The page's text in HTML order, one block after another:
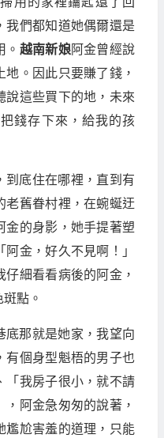
我們都知道她偶爾還是
。 越南新娘阿金曾經說
。因此只要賺了錢，
說這些買下的地，未來
錢存下來，給我的孩
到底住在哪裡，直到有
老舊眷村裡，在蜿蜒迂
金的身影，她手提著塑
金，好久不見啊！」
細看看病後的阿金，
點。
底那就是她家，我望向
有個身型魁梧的男子也
「我房子很小，就不請
阿金急匆匆的說著，
尷尬害羞的道理，只能